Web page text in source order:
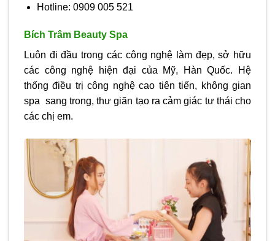
Hotline: 0909 005 521
Bích Trâm Beauty Spa
Luôn đi đầu trong các công nghệ làm đẹp, sở hữu
các công nghệ hiện đại của Mỹ, Hàn Quốc. Hệ
thống điều trị công nghệ cao tiên tiến, không gian
spa sang trong, thư giãn tạo ra cảm giác tư thái cho
các chị em.